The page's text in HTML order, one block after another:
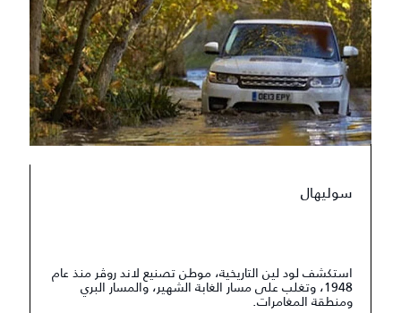
سوليهال
استكشف لود لين التاريخية، موطن تصنيع لاند روڤر منذ عام
1948، وتغلب على مسار الغابة الشهير، والمسار البري
ومنطقة المغامرات.